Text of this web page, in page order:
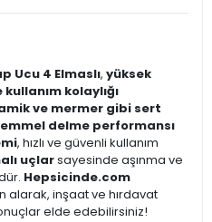
Ucu 4 Elmaslı, yüksek
kolaylığı
ve mermer gibi sert
delme performansı
, hızlı ve güvenli kullanım
uçlarsayesinde aşınma ve
Hepsicinde.com
alarak, inşaat ve hırdavat
elde edebilirsiniz!